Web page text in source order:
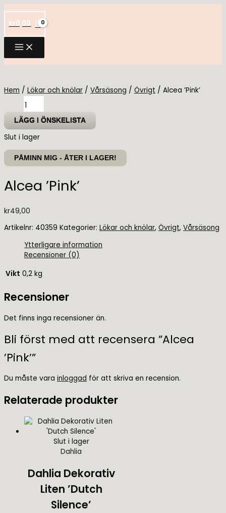
till
innehåll
kr0,00
Hem / Lökar och knölar / Vårsäsong / Övrigt / Alcea ’Pink’
mängd
LÄGG I ÖNSKELISTA
Slut i lager
PÅMINN MIG - ÅTER I LAGER!
Alcea ’Pink’
kr49,00
Artikelnr: 40359 Kategorier: Lökar och knölar, Övrigt, Vårsäsong
Ytterligare information
Recensioner (0)
Vikt 0,2 kg
Recensioner
Det finns inga recensioner än.
Bli först med att recensera ”Alcea
’Pink’”
Du måste vara inloggad för att skriva en recension.
Relaterade produkter
Slut i lager
Dahlia
Dahlia Dekorativ
Liten ’Dutch
Silence’